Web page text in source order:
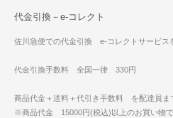
代金引換－e-コレクト
佐川急便での代金引換 e-コレクトサービス
代金引換手数料 全国一律 330円
商品代金＋送料＋代引き手数料 を配達員ま
※商品代金 15000円(税込)以上のお買い物